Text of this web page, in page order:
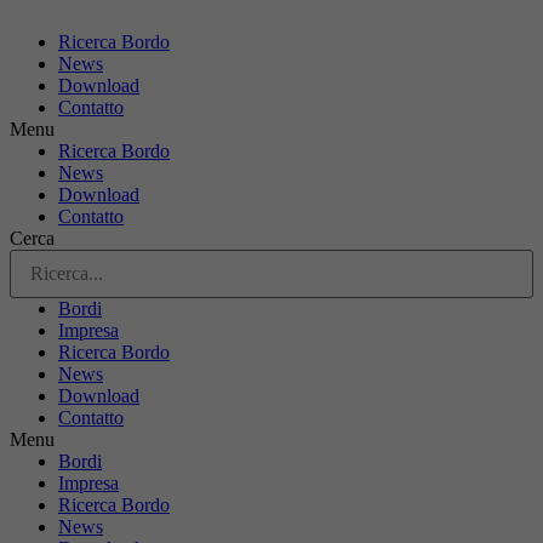
Ricerca Bordo
News
Download
Contatto
Menu
Ricerca Bordo
News
Download
Contatto
Cerca
Bordi
Impresa
Ricerca Bordo
News
Download
Contatto
Menu
Bordi
Impresa
Ricerca Bordo
News